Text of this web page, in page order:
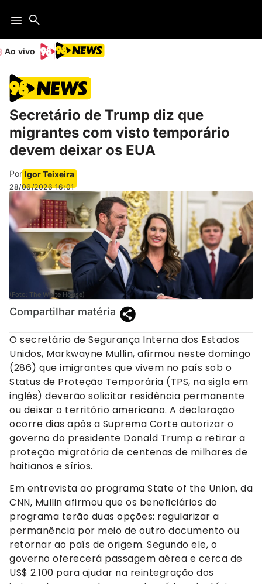
Ao vivo
Secretário de Trump diz que
migrantes com visto temporário
devem deixar os EUA
Por Igor Teixeira
28/06/2026 16:01
(Foto: The White House)
Compartilhar matéria
O secretário de Segurança Interna dos Estados
Unidos, Markwayne Mullin, afirmou neste domingo
(286) que imigrantes que vivem no país sob o
Status de Proteção Temporária (TPS, na sigla em
inglês) deverão solicitar residência permanente
ou deixar o território americano. A declaração
ocorre dias após a Suprema Corte autorizar o
governo do presidente Donald Trump a retirar a
proteção migratória de centenas de milhares de
haitianos e sírios.
Em entrevista ao programa State of the Union, da
CNN, Mullin afirmou que os beneficiários do
programa terão duas opções: regularizar a
permanência por meio de outro documento ou
retornar ao país de origem. Segundo ele, o
governo oferecerá passagem aérea e cerca de
US$ 2.100 para ajudar na reintegração dos